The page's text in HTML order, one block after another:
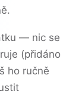
— nic se
(přidáno
ho ručně